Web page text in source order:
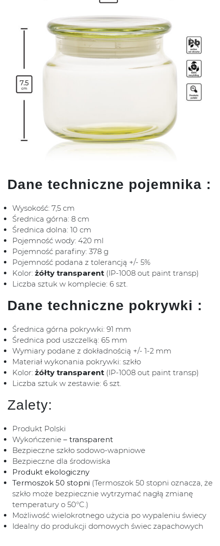
Dane techniczne pojemnika :
Wysokość: 7,5 cm
Średnica górna: 8 cm
Średnica dolna: 10 cm
Pojemność wody: 420 ml
Pojemność parafiny: 378 g
Pojemność podana z tolerancją +/- 5%
Kolor: żółty transparent (IP-1008 out paint transp)
Liczba sztuk w komplecie: 6 szt.
Dane techniczne pokrywki :
Średnica górna pokrywki: 91 mm
Średnica pod uszczelką: 65 mm
Wymiary podane z dokładnością +/- 1-2 mm
Materiał wykonania pokrywki: szkło
Kolor: żółty transparent (IP-1008 out paint transp)
Liczba sztuk w zestawie: 6 szt.
Zalety:
Produkt Polski
Wykończenie – transparent
Bezpieczne szkło sodowo-wapniowe
Bezpieczne dla środowiska
Produkt ekologiczny
Termoszok 50 stopni (Termoszok 50 stopni oznacza, że
szkło może bezpiecznie wytrzymać nagłą zmianę
temperatury o 50°C.)
Możliwość wielokrotnego użycia po wypaleniu świecy
Idealny do produkcji domowych świec zapachowych